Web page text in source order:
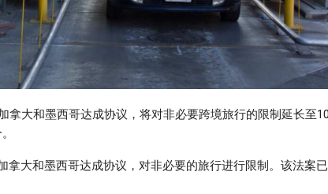
拿大和墨西哥达成协议，将对非必要跨境旅行的限制延长至
拿大和墨西哥达成协议，对非必要的旅行进行限制。该法案